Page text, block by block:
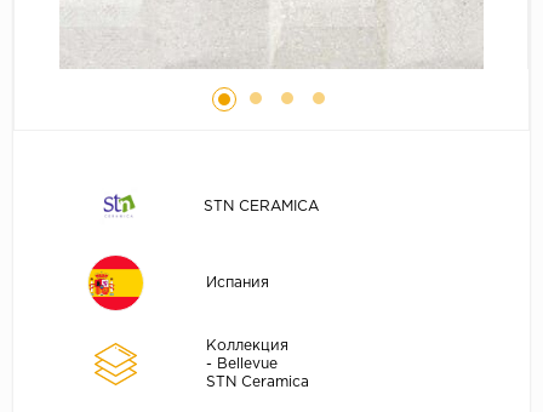
STN CERAMICA
Испания
Коллекция
- Bellevue
STN Ceramica